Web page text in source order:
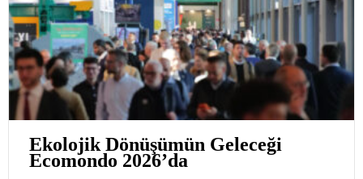
Ekolojik Dönüşümün Geleceği
Ecomondo 2026’da